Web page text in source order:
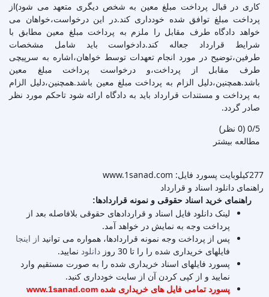
کاری در قبال پرداخت مبلغ معین به شخص دیگری متعهد می شود)از
پرداخت مبلغ توافق شده خودداری کند.در این درخواست،خواهان می
خواهد دادگاه طرف مقابل را ملزم به پرداخت مبلغ معین مطابق با
شرایط قرارداد جعاله کند.دادخواست باید شامل مشخصات
طرفین،توضیح در مورد انجام تعهدات توسط خواهان،اشاره به سرپیچی
طرف مقابل از پرداخت،و درخواست پرداخت مبلغ معین
باشد.همچنین،دلیل الزام به پرداخت مبلغ معین باشد.همچنین،دلیل الزام
به پرداخت و مستندات قرارداد باید به دادگاه ارائه شود تاحکم مورد نظر
صادر گردد.
‫0/5 ‫(0 نظر)
مطالعه بیشتر
277کیلوبایت
پسورد فایل: www.1sanad.com
راهنمای دانلود اسناد و قرارداد
راهنمای خرید اسناد حقوقی و نمونه قراردادها:
لینک دانلود فایل اسناد و قراردادهای حقوقی بلافاصله بعد از
پرداخت وجه به نمایش در خواهد آمد.
پس از پرداخت وجه نمونه قراردادها، همواره می توانید از اینجا
فایلهای خریداری شده را را تا 30 روز
دانلود نمایید.
پسورد فایلهای اسناد خریداری شده را به صورت مستقیم وارد
نمایید و از کپی کردن آن از سایت خودداری کنید.
پسورد تمامی فایل های خریداری شده www.1sanad.com